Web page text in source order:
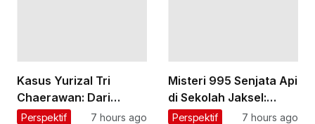
Kasus Yurizal Tri
Chaerawan: Dari
Curhat Menunggu 8
Perspektif 7 hours ago
Misteri 995 Senjata Api
di Sekolah Jaksel:
Bertahun-tahun
Perspektif 7 hours ago